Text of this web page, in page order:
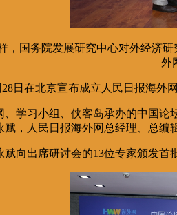
，国务院发展研究中心对外经济
外
日在北京宣布成立人民日报海外网
学习小组、侠客岛承办的中国
，人民日报海外网总经理、总编
向出席研讨会的13位专家颁发首